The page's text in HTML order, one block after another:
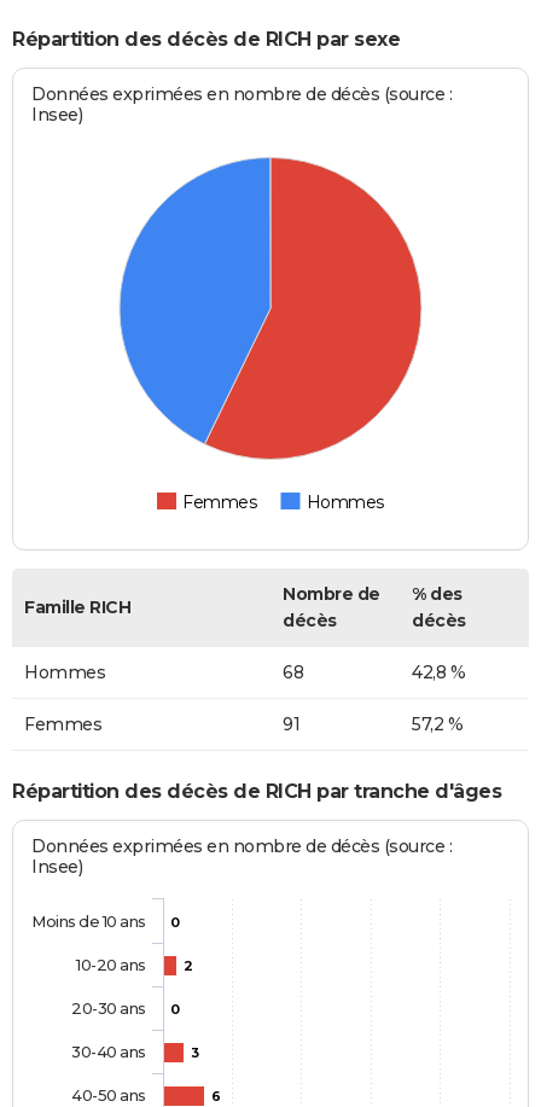
Répartition des décès de RICH par sexe
Données exprimées en nombre de décès (source :
Insee)
Femmes Hommes
Famille RICH
Nombre de
décès
% des
décès
Hommes 68 42,8 %
Femmes 91 57,2 %
Répartition des décès de RICH par tranche d'âges
Données exprimées en nombre de décès (source :
Insee)
0
2
0
3
6
Moins de 10 ans
10-20 ans
20-30 ans
30-40 ans
40-50 ans